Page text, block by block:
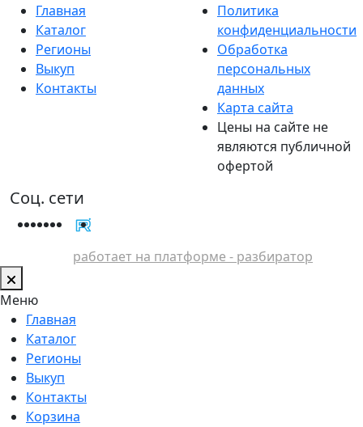
Главная
Каталог
Регионы
Выкуп
Контакты
Политика
конфиденциальности
Обработка
персональных
данных
Карта сайта
Цены на сайте не
являются публичной
офертой
Соц. сети
работает на платформе - разбиратор
Меню
Главная
Каталог
Регионы
Выкуп
Контакты
Корзина